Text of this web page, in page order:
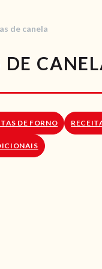
RECEITAS
VÍDEOS
RECEITAS
SOBRE NÓS
LOJA ONLINE
de canela
DE
DE FORNO